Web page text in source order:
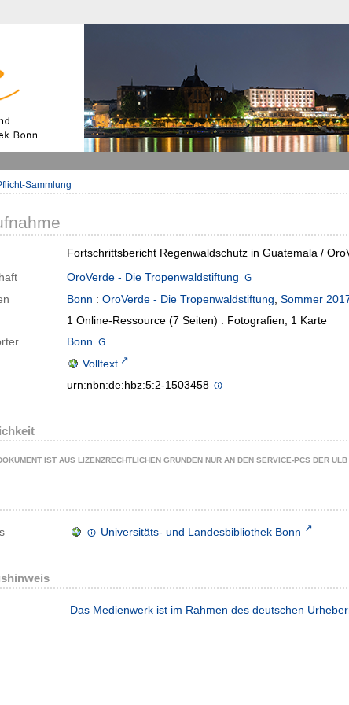
Sammlung
Fortschrittsbericht Regenwaldschutz in Guatemala /
OroVerde - Die Tropenwaldstiftung
Bonn : OroVerde - Die Tropenwaldstiftung, Sommer
1 Online-Ressource (7 Seiten) : Fotografien, 1 Karte
Bonn
Volltext
urn:nbn:de:hbz:5:2-1503458
IST AUS LIZENZRECHTLICHEN GRÜNDEN NUR AN DEN SERVICE-PCS DER ULB
Universitäts- und Landesbibliothek Bonn
Das Medienwerk ist im Rahmen des deutschen